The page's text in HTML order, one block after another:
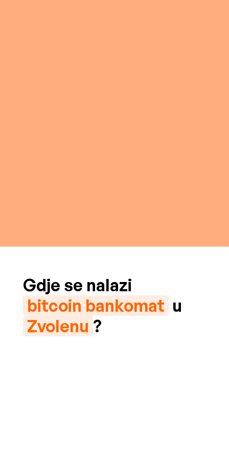
Gdje se nalazi
bitcoin bankomat u
Zvolenu ?